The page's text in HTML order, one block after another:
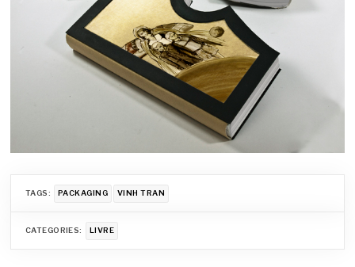
TAGS: PACKAGING VINH TRAN
CATEGORIES: LIVRE